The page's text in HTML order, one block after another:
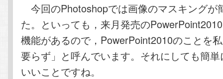
今回のPhotoshopでは画像のマスキングが
た。といっても，来月発売の
機能があるので，PowerPoint2010のことを
要らず」と呼んでいます。それにしても簡
いいことですね。